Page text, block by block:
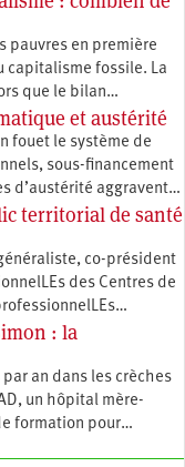
pauvres en première
capitalisme fossile. La
que le bilan…
et austérité
fouet le système de
sous-financement
d’austérité aggravent…
territorial de santé
co-président
des Centres de
: la
an dans les crèches
un hôpital mère-
formation pour…